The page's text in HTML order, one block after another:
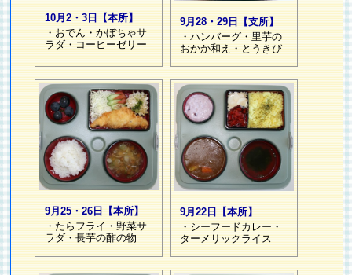
10月2・3日【本所】
・おでん・かぼちゃサ
ラダ・コーヒーゼリー
9月28・29日【支所】
・ハンバーグ・里芋の
おかか和え・とうきび
9月25・26日【本所】
・たらフライ・野菜サ
ラダ・長芋の酢の物
9月22日【本所】
・シーフードカレー・
ターメリックライス